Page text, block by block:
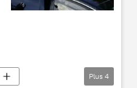
Plus 4